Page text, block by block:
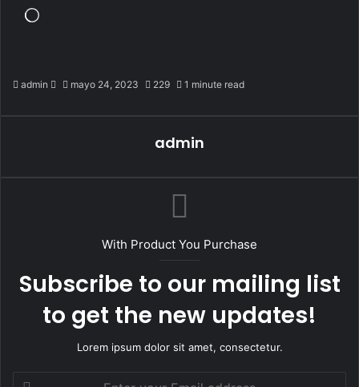
Loading…
admin
Sendmayo 24, 2023 229 1 minute read
admin
With Product You Purchase
Subscribe to our mailing list
to get the new updates!
Lorem ipsum dolor sit amet, consectetur.